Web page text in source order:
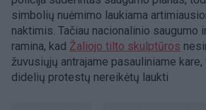
simbolių nuėmimo laukiama
naktimis. Tačiau nacionalinio saugumo
ramina, kad Žaliojo tilto skulptūros
žuvusiųjų antrajame pasauliniame
didelių protestų nereikėtų laukti